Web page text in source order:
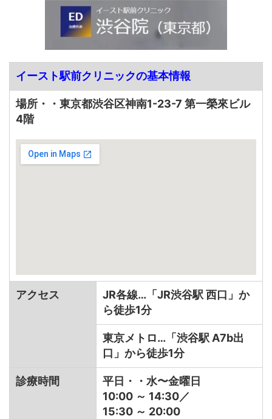
イースト駅前クリニックの基本情報
場所・・東京都渋谷区神南1-23-7 第一榮來ビル
4階
アクセス
JR各線…「JR渋谷駅 西口」か
ら徒歩1分
東京メトロ…「渋谷駅 A7b出
口」から徒歩1分
診療時間
平日・・水〜金曜日
10:00 ～ 14:30／
15:30 ～ 20:00